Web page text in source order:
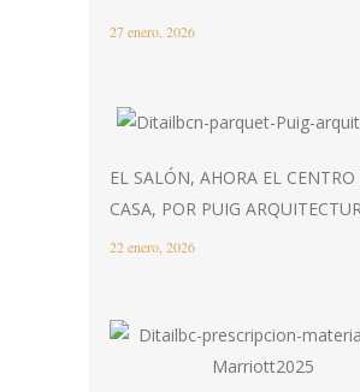
27 enero, 2026
EL SALÓN, AHORA EL
CASA, POR PUIG
22 enero, 2026